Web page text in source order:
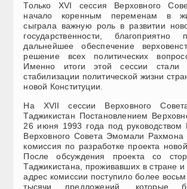
Только XVI сессия Верховного
начало коренным переменам в
сыграла важную роль в развитии
государственности,
дальнейшее обеспечение
решение всех политических
Именно итоги этой сессии стали
стабилизации политической жизни
новой Конституции.
На XVII сессии Верховного
Таджикистан Постановлением
26 июня 1993 года под руководством
Верховного Совета Эмомали Рахмона
комиссия по разработке проекта
После обсуждения проекта со
Таджикистана, проживавших в стране
адрес комиссии поступило более
тысячи предложений, которые